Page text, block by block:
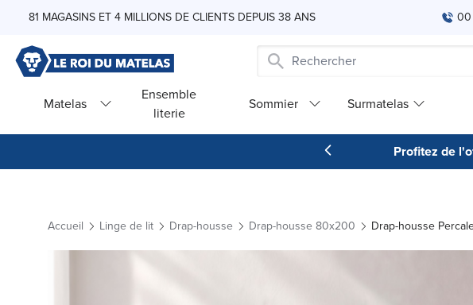
Skip to Content
81 MAGASINS ET 4 MILLIONS DE CLIENTS DEPUIS 38 ANS 00
Matelas
Ensemble
literie
Sommier Surmatelas
Profitez de
Accueil Linge de lit Drap-housse Drap-housse 80x200 Drap-housse